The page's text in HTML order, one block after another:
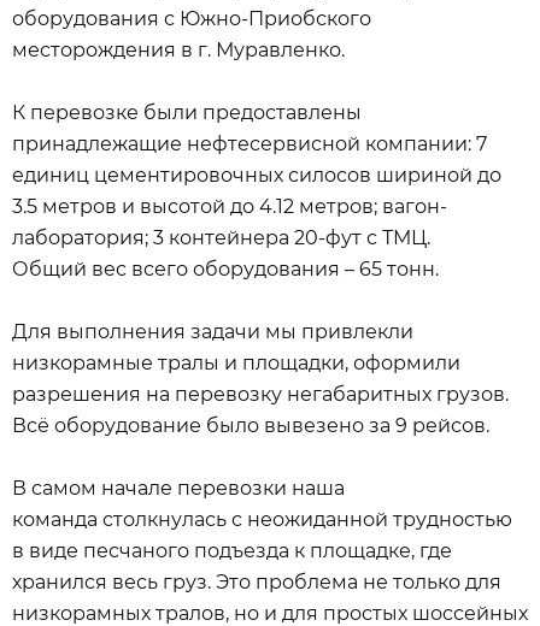
оборудования с Южно-Приобского
месторождения в г. Муравленко.
К перевозке были предоставлены
принадлежащие нефтесервисной компании: 7
единиц цементировочных силосов шириной до
3.5 метров и высотой до 4.12 метров; вагон-
лаборатория; 3 контейнера 20-фут с ТМЦ.
Общий вес всего оборудования – 65 тонн.
Для выполнения задачи мы привлекли
низкорамные тралы и площадки, оформили
разрешения на перевозку негабаритных грузов.
Всё оборудование было вывезено за 9 рейсов.
В самом начале перевозки наша
команда столкнулась с неожиданной трудностью
в виде песчаного подъезда к площадке, где
хранился весь груз. Это проблема не только для
низкорамных тралов, но и для простых шоссейных